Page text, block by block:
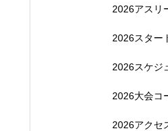
2026アスリ
2026スター
2026スケジ
2026大会コ
2026アクセ